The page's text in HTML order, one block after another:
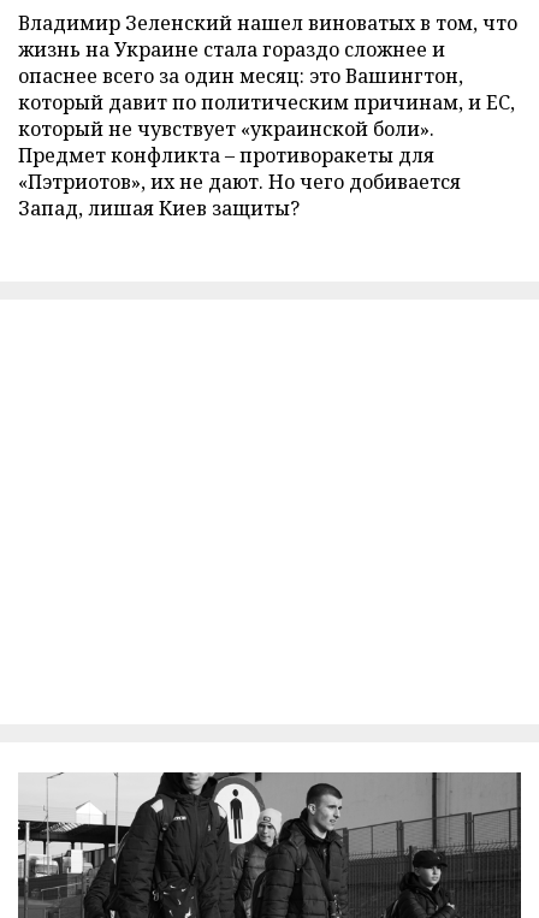
Владимир Зеленский нашел виноватых в том, что
жизнь на Украине стала гораздо сложнее и
опаснее всего за один месяц: это Вашингтон,
который давит по политическим причинам, и ЕС,
который не чувствует «украинской боли».
Предмет конфликта – противоракеты для
«Пэтриотов», их не дают. Но чего добивается
Запад, лишая Киев защиты?